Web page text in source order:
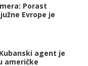
Porast
Evrope je
agent je
američke